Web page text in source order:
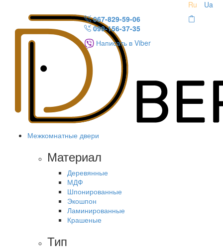
Ru
Ua
067-829-59-06
099-156-37-35
Написать в Viber
Межкомнатные двери
Материал
Деревянные
МДФ
Шпонированные
Экошпон
Ламинированные
Крашеные
Тип